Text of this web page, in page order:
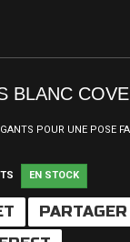
BLANC
POUR UNE POSE
EN STOCK
PARTAGER